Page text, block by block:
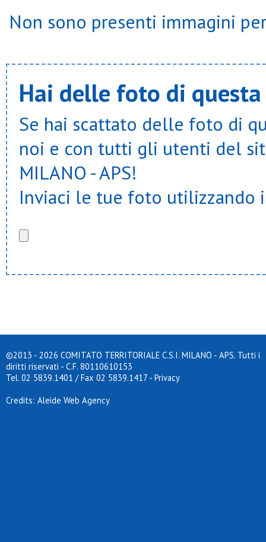
Non sono presenti immagini
Hai delle foto di
Se hai scattato delle foto di
noi e con tutti gli utenti del sito
MILANO - APS!
Inviaci le tue foto utilizzando
©2013 - 2026 COMITATO TERRITORIALE C.S.I. MILANO - APS. Tutti i
diritti riservati - C.F. 80110610153
Tel. 02 5839.1401 / Fax 02 5839.1417 - Privacy
Credits: Aleide Web Agency